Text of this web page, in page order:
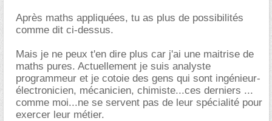
Après maths appliquées, tu as plus de possibilités
comme dit ci-dessus.
Mais je ne peux t'en dire plus car j'ai une maitrise de
maths pures. Actuellement je suis analyste
programmeur et je cotoie des gens qui sont ingénieur-
électronicien, mécanicien, chimiste...ces derniers ...
comme moi...ne se servent pas de leur spécialité pour
exercer leur métier.